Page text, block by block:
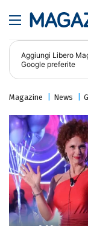
Aggiungi Libero
Google preferite
Magazine News